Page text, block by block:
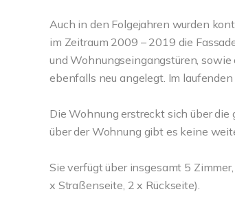
Auch in den Folgejahren wurden
im Zeitraum 2009 – 2019 die
und Wohnungseingangstüren,
ebenfalls neu angelegt. Im
Die Wohnung erstreckt sich über
über der Wohnung gibt es keine
Sie verfügt über insgesamt 5
x Straßenseite, 2 x Rückseite).